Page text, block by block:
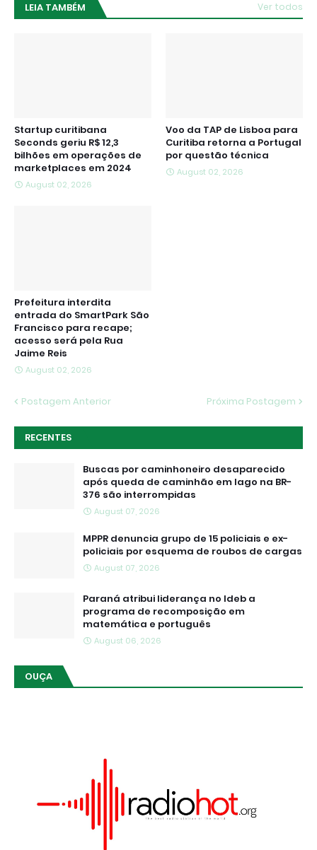
LEIA TAMBÉM Ver todos
Startup curitibana
Seconds geriu R$ 12,3
bilhões em operações de
marketplaces em 2024
August 02, 2026
Voo da TAP de Lisboa para
Curitiba retorna a Portugal
por questão técnica
August 02, 2026
Prefeitura interdita
entrada do SmartPark São
Francisco para recape;
acesso será pela Rua
Jaime Reis
August 02, 2026
Postagem Anterior Próxima Postagem
RECENTES
Buscas por caminhoneiro desaparecido
após queda de caminhão em lago na BR-
376 são interrompidas
August 07, 2026
MPPR denuncia grupo de 15 policiais e ex-
policiais por esquema de roubos de cargas
August 07, 2026
Paraná atribui liderança no Ideb a
programa de recomposição em
matemática e português
August 06, 2026
OUÇA